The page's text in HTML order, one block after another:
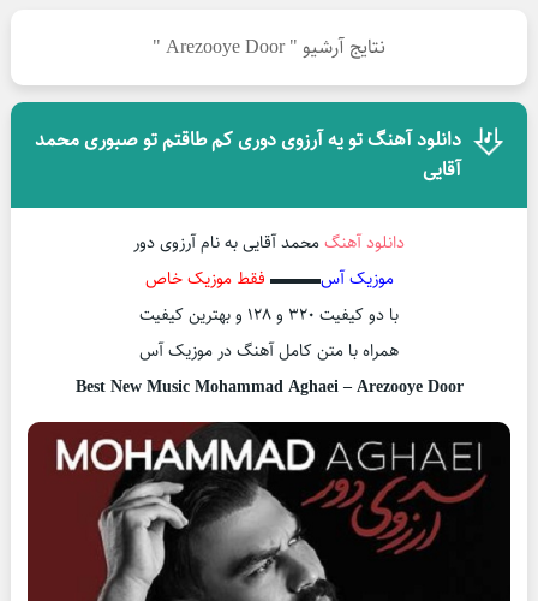
نتایج آرشیو " Arezooye Door "
دانلود آهنگ تو یه آرزوی دوری کم طاقتم تو صبوری محمد
آقایی
دانلود آهنگمحمد آقایی به نام آرزوی دور
موزیک آس▬▬▬ فقط موزیک خاص
با دو کیفیت ۳۲۰ و ۱۲۸ و بهترین کیفیت
همراه با متن کامل آهنگ در موزیک آس
Best New Music Mohammad Aghaei – Arezooye Door